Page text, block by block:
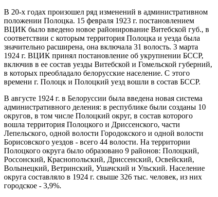
В 20-х годах произошел ряд изменений в административном
положении Полоцка. 15 февраля 1923 г. постановлением
ВЦИК было введено новое районирование Витебской губ., в
соответствии с которым территория Полоцка и уезда была
значительно расширена, она включала 31 волость. 3 марта
1924 г. ВЦИК принял постановление об укрупнении БССР,
включив в ее состав уезды Витебской и Гомельской губерний,
в которых преобладало белорусские население. С этого
времени г. Полоцк и Полоцкий уезд вошли в состав БССР.
В августе 1924 г. в Белоруссии была введена новая система
административного деления: в республике были созданы 10
округов, в том числе Полоцкий округ, в состав которого
вошла территория Полоцкого и Дриссенского, части
Лепельского, одной волости Городокского и одной волости
Борисовского уездов - всего 44 волости. На территории
Полоцкого округа было образовано 9 районов: Полоцкий,
Россонский, Краснопольский, Дриссенский, Освейский,
Волынецкий, Ветринский, Ушачский и Ульский. Население
округа составляло в 1924 г. свыше 326 тыс. человек, из них
городское - 3,9%.